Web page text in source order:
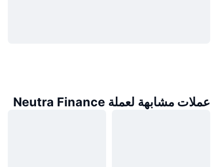
عملات مشابهة لعملة Neutra Finance